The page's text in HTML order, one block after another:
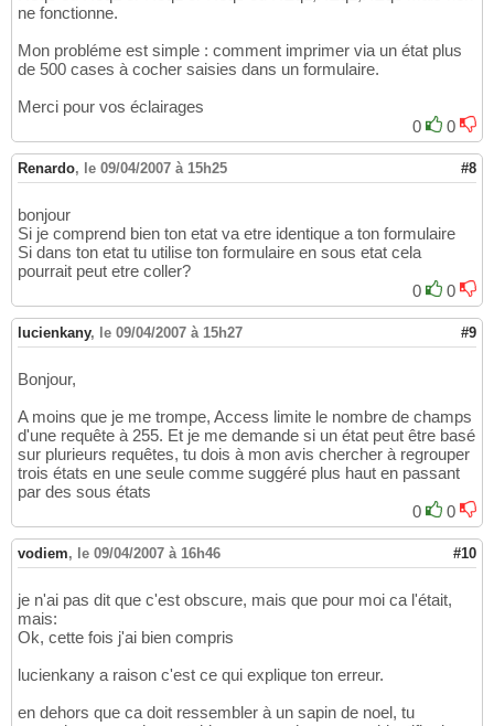
ne fonctionne.
Mon probléme est simple : comment imprimer via un état plus
de 500 cases à cocher saisies dans un formulaire.
Merci pour vos éclairages
0
0
Renardo, le 09/04/2007 à 15h25 #8
bonjour
Si je comprend bien ton etat va etre identique a ton formulaire
Si dans ton etat tu utilise ton formulaire en sous etat cela
pourrait peut etre coller?
0
0
lucienkany, le 09/04/2007 à 15h27 #9
Bonjour,
A moins que je me trompe, Access limite le nombre de champs
d'une requête à 255. Et je me demande si un état peut être basé
sur plurieurs requêtes, tu dois à mon avis chercher à regrouper
trois états en une seule comme suggéré plus haut en passant
par des sous états
0
0
vodiem, le 09/04/2007 à 16h46 #10
je n'ai pas dit que c'est obscure, mais que pour moi ca l'était,
mais:
Ok, cette fois j'ai bien compris
lucienkany a raison c'est ce qui explique ton erreur.
en dehors que ca doit ressembler à un sapin de noel, tu